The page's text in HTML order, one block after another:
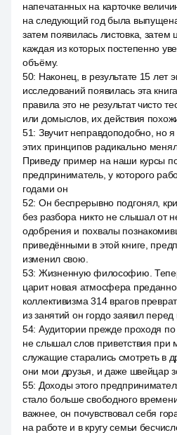
напечатанных на карточке
на следующий год была
затем появилась листовка,
каждая из которых постепенно
объёму.
50: Наконец, в результате 15 лет
исследований появилась эта
правила это не результат чисто
или домыслов, их действия
51: Звучит неправдоподобно, но
этих принципов радикально
Приведу пример на наши курсы
предприниматель, у которого
годами он
52: Он беспрерывно подгонял,
без разбора никто не слышал от
одобрения и похвалы
приведёнными в этой книге,
изменил свою.
53: Жизненную философию.
царит новая атмосфера
коллективизма 314 врагов
из занятий он гордо заявил перед
54: Аудитории прежде проходя
не слышал слов приветствия
служащие старались смотреть в
они мои друзья, и даже швейцар
55: Доходы этого
стало больше свободного
важнее, он почувствовал себя
на работе и в кругу семьи